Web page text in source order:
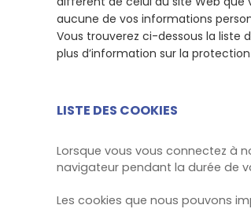
aucune de vos informations
Vous trouverez ci-dessous la liste
plus d’information sur la
LISTE DES COOKIES
Lorsque vous vous connectez à
navigateur pendant la durée de
Les cookies que nous pouvons